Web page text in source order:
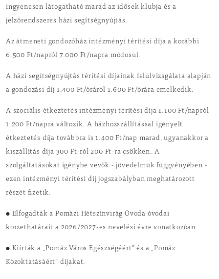
ingyenesen látogatható marad az idősek klubja és a
jelzőrendszeres házi segítségnyújtás.
Az átmeneti gondozóház intézményi térítési díja a korábbi
6.500 Ft/napról 7.000 Ft/napra módosul.
A házi segítségnyújtás térítési díjainak felülvizsgálata alapján
a gondozási díj 1.400 Ft/óráról 1.600 Ft/órára emelkedik.
A szociális étkeztetés intézményi térítési díja 1.100 Ft/napról
1.200 Ft/napra változik. A házhozszállítással igényelt
étkeztetés díja továbbra is 1.400 Ft/nap marad, ugyanakkor a
kiszállítás díja 300 Ft-ról 200 Ft-ra csökken. A
szolgáltatásokat igénybe vevők - jövedelmük függvényében -
ezen intézményi térítési díj jogszabályban meghatározott
részét fizetik.
● Elfogadták a Pomázi Hétszínvirág Óvoda óvodai
körzethatárait a 2026/2027-es nevelési évre vonatkozóan.
● Kiírták a „Pomáz Város Egészségéért” és a „Pomáz
Közoktatásáért” díjakat.